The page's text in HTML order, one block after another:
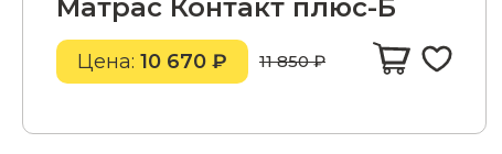
Матрас Контакт плюс-Б
Цена: 10 670 ₽ 11 850 ₽